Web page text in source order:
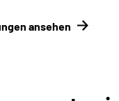
ansehen